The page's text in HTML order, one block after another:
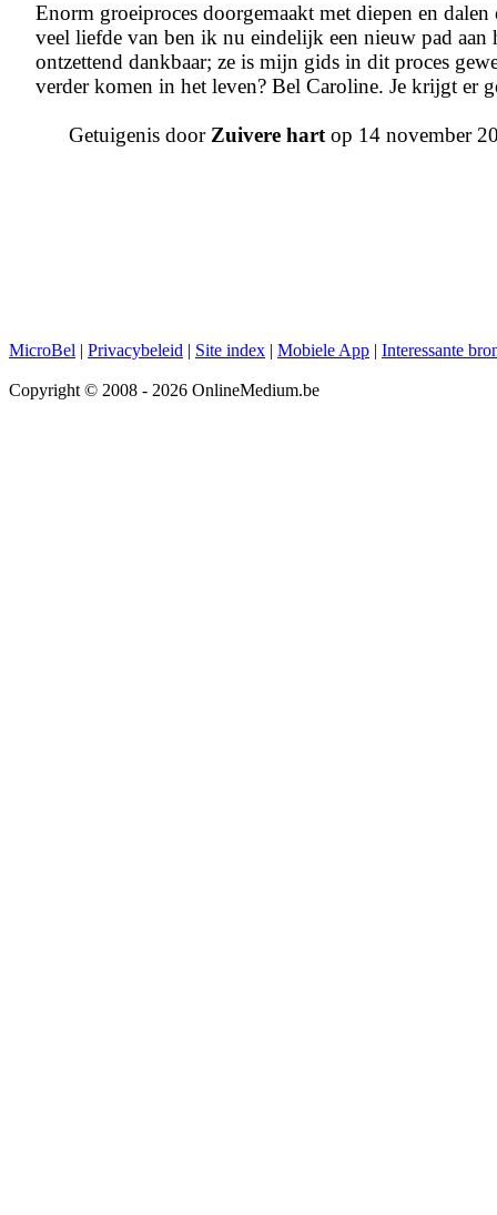
Enorm groeiproces doorgemaakt met diepen en
veel liefde van ben ik nu eindelijk een nieuw pad
ontzettend dankbaar; ze is mijn gids in dit proces
verder komen in het leven? Bel Caroline. Je krijgt er
Getuigenis doorZuivere hartop 14 november
MicroBel | Privacybeleid | Site index | Mobiele App | Interessante
Copyright © 2008 - 2026 OnlineMedium.be